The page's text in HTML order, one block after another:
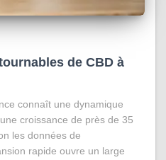
de CBD à
connaît une dynamique
croissance de près de 35
les données de
rapide ouvre un large